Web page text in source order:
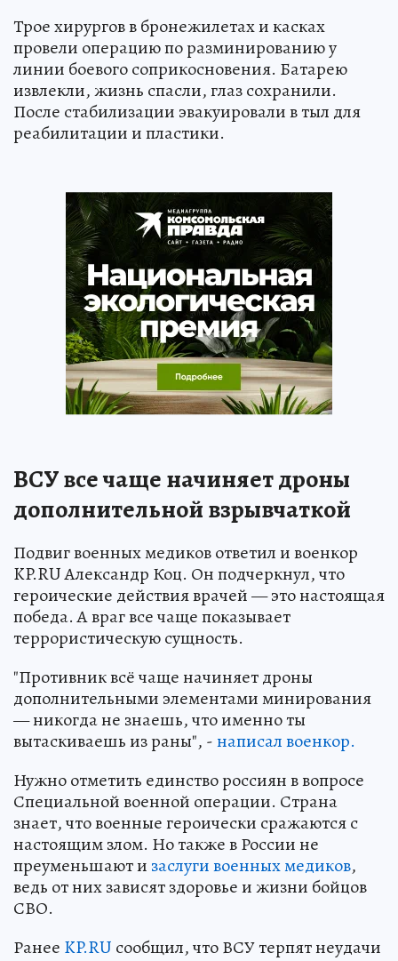
Трое хирургов в бронежилетах и касках
провели операцию по разминированию у
линии боевого соприкосновения. Батарею
извлекли, жизнь спасли, глаз сохранили.
После стабилизации эвакуировали в тыл для
реабилитации и пластики.
ВСУ все чаще начиняет дроны
дополнительной взрывчаткой
Подвиг военных медиков ответил и военкор
KP.RU Александр Коц. Он подчеркнул, что
героические действия врачей — это настоящая
победа. А враг все чаще показывает
террористическую сущность.
"Противник всё чаще начиняет дроны
дополнительными элементами минирования
— никогда не знаешь, что именно ты
вытаскиваешь из раны", -написал военкор.
Нужно отметить единство россиян в вопросе
Специальной военной операции. Страна
знает, что военные героически сражаются с
настоящим злом. Но также в России не
преуменьшают и заслуги военных медиков,
ведь от них зависят здоровье и жизни бойцов
СВО.
Ранее KP.RU сообщил, что ВСУ терпят неудачи